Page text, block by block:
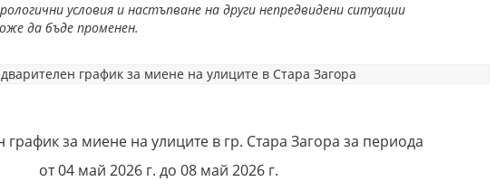
условия и настъпване на други непредвидени ситуации
да бъде променен.
график за миене на улиците в гр. Стара Загора за периода
от 04 май 2026 г. до 08 май 2026 г.